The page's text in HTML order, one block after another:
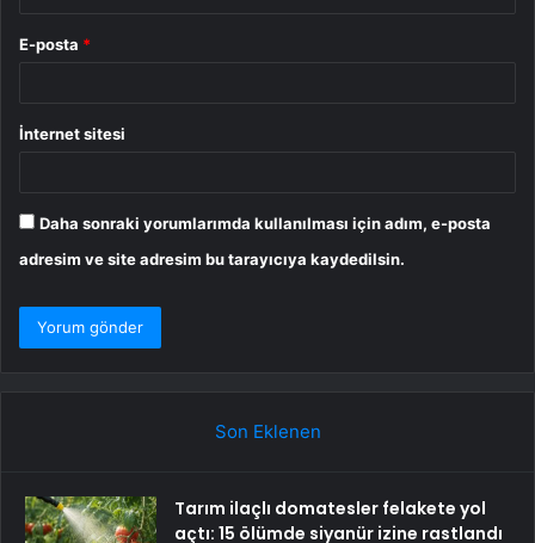
E-posta *
İnternet sitesi
Daha sonraki yorumlarımda kullanılması için adım, e-posta
adresim ve site adresim bu tarayıcıya kaydedilsin.
Son Eklenen
Tarım ilaçlı domatesler felakete yol
açtı: 15 ölümde siyanür izine rastlandı